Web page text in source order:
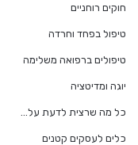
חוקים רוחניים
טיפול בפחד וחרדה
טיפולים ברפואה משלימה
יוגה ומדיטציה
כל מה שרצית לדעת על…
כלים לעסקים קטנים